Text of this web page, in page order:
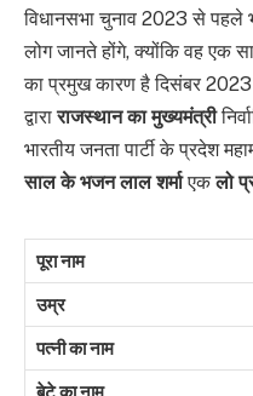
विधानसभा चुनाव 2023 से पहले
लोग जानते होंगे, क्योंकि वह एक
का प्रमुख कारण है दिसंबर 2023
द्वाराराजस्थान का मुख्यमंत्री
भारतीय जनता पार्टी के प्रदेश
साल के भजन लाल शर्माएकलो
पूरा नाम
उम्र
पत्नी का नाम